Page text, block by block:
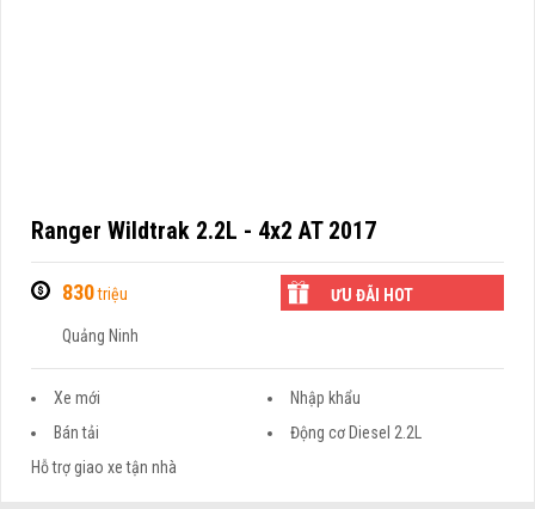
Ranger Wildtrak 2.2L - 4x2 AT 2017
830triệu ƯU ĐÃI HOT
Quảng Ninh
Xe mới
Nhập khẩu
Bán tải
Động cơ Diesel 2.2L
Hỗ trợ giao xe tận nhà